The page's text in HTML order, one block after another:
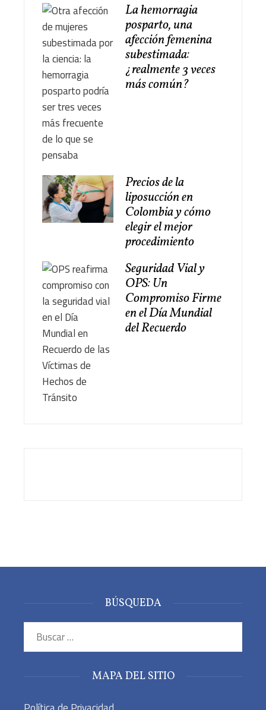
La hemorragia
posparto, una
afección femenina
subestimada:
¿realmente 3 veces
más común?
Precios de la
liposucción en
Colombia y cómo
elegir el mejor
procedimiento
Seguridad Vial y
OPS: Un
Compromiso Firme
en el Día Mundial
del Recuerdo
BÚSQUEDA
MAPA DEL SITIO